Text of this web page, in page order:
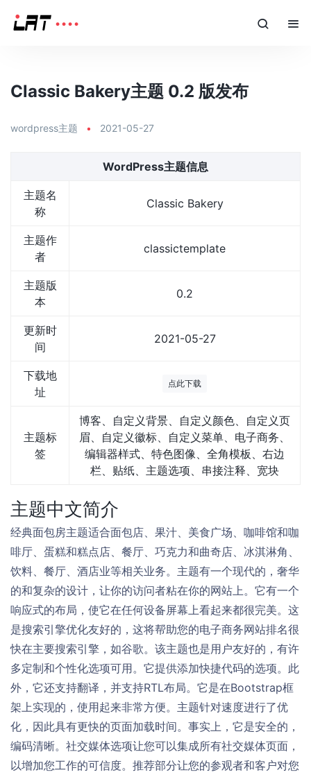
Classic Bakery主题 0.2 版发布
wordpress主题 • 2021-05-27
WordPress主题信息
主题名
称
Classic Bakery
主题作
者
classictemplate
主题版
本
0.2
更新时
间
2021-05-27
下载地
址
点此下载
主题标
签
博客、自定义背景、自定义颜色、自定义页
眉、自定义徽标、自定义菜单、电子商务、
编辑器样式、特色图像、全角模板、右边
栏、贴纸、主题选项、串接注释、宽块
主题中文简介
经典面包房主题适合面包店、果汁、美食广场、咖啡馆和咖
啡厅、蛋糕和糕点店、餐厅、巧克力和曲奇店、冰淇淋角、
饮料、餐厅、酒店业等相关业务。主题有一个现代的，奢华
的和复杂的设计，让你的访问者粘在你的网站上。它有一个
响应式的布局，使它在任何设备屏幕上看起来都很完美。这
是搜索引擎优化友好的，这将帮助您的电子商务网站排名很
快在主要搜索引擎，如谷歌。该主题也是用户友好的，有许
多定制和个性化选项可用。它提供添加快捷代码的选项。此
外，它还支持翻译，并支持RTL布局。它是在Bootstrap框
架上实现的，使用起来非常方便。主题针对速度进行了优
化，因此具有更快的页面加载时间。事实上，它是安全的，
编码清晰。社交媒体选项让您可以集成所有社交媒体页面，
以增加您工作的可信度。推荐部分让您的参观者和客户对您